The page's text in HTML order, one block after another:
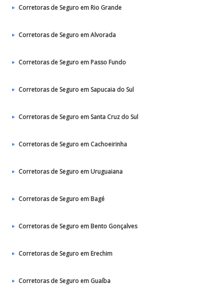
Corretoras de Seguro em Rio Grande
Corretoras de Seguro em Alvorada
Corretoras de Seguro em Passo Fundo
Corretoras de Seguro em Sapucaia do Sul
Corretoras de Seguro em Santa Cruz do Sul
Corretoras de Seguro em Cachoeirinha
Corretoras de Seguro em Uruguaiana
Corretoras de Seguro em Bagé
Corretoras de Seguro em Bento Gonçalves
Corretoras de Seguro em Erechim
Corretoras de Seguro em Guaíba